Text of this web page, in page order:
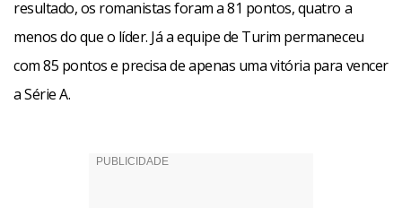
resultado, os romanistas foram a 81 pontos, quatro a
menos do que o líder. Já a equipe de Turim permaneceu
com 85 pontos e precisa de apenas uma vitória para vencer
a Série A.